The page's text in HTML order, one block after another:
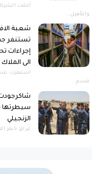
أعلنت
والتأهيل...
شعبة
تستنفر
إجراءات
الى الملاك
استنفرت
قسم...
الزنجيلي
عراق تايمز